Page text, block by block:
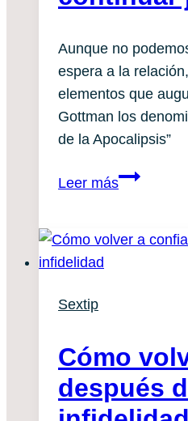
Aunque no
espera a la
elementos que
Gottman los
de la Apocalipsis”
Leer más«No
continuar
Sextip
Cómo
después